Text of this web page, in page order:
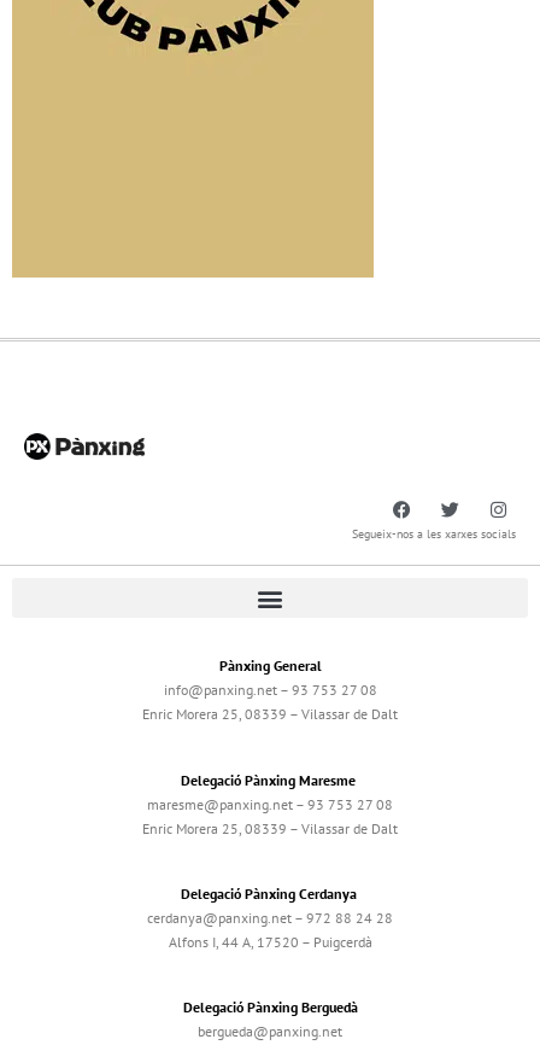
Segueix-nos a les xarxes socials
Pànxing General
info@panxing.net – 93 753 27 08
Enric Morera 25, 08339 – Vilassar de Dalt
Delegació Pànxing Maresme
maresme@panxing.net – 93 753 27 08
Enric Morera 25, 08339 – Vilassar de Dalt
Delegació Pànxing Cerdanya
cerdanya@panxing.net – 972 88 24 28
Alfons I, 44 A, 17520 – Puigcerdà
Delegació Pànxing Berguedà
bergueda@panxing.net